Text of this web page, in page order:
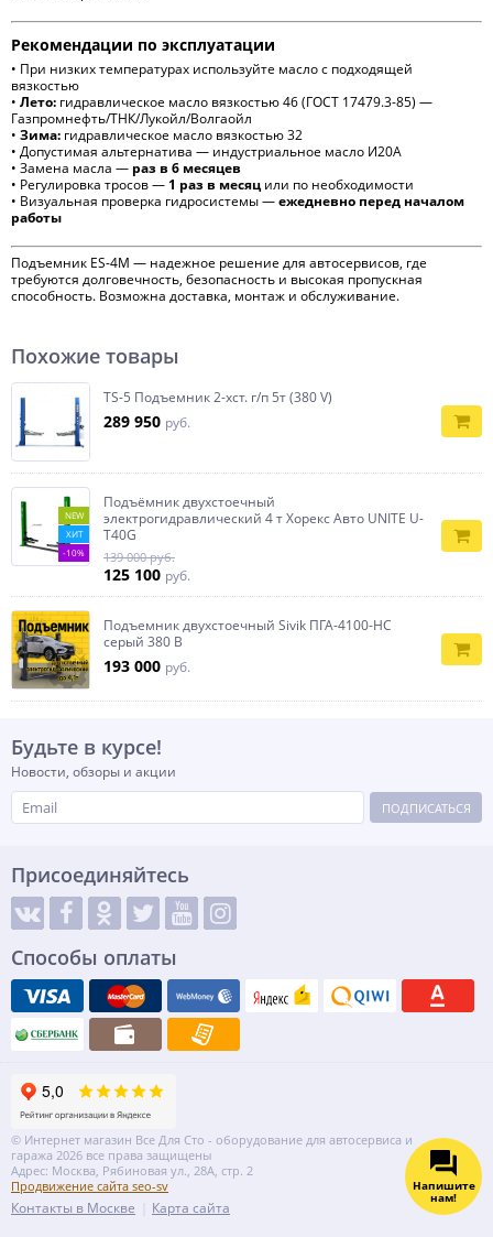
Рекомендации по эксплуатации
• При низких температурах используйте масло с подходящей
вязкостью
• Лето: гидравлическое масло вязкостью 46 (ГОСТ 17479.3-85) —
Газпромнефть/ТНК/Лукойл/Волгаойл
• Зима: гидравлическое масло вязкостью 32
• Допустимая альтернатива — индустриальное масло И20А
• Замена масла — раз в 6 месяцев
• Регулировка тросов — 1 раз в месяцили по необходимости
• Визуальная проверка гидросистемы —ежедневно перед началом
работы
Подъемник ES-4M — надежное решение для автосервисов, где
требуются долговечность, безопасность и высокая пропускная
способность. Возможна доставка, монтаж и обслуживание.
Похожие товары
TS-5 Подъемник 2-хст. г/п 5т (380 V)
289 950 руб.
NEW
ХИТ
-10%
Подъёмник двухстоечный
электрогидравлический 4 т Хорекс Авто UNITE U-
T40G
139 000 руб.
125 100 руб.
Подъемник двухстоечный Sivik ПГА-4100-НС
серый 380 В
193 000 руб.
Будьте в курсе!
Новости, обзоры и акции
ПОДПИСАТЬСЯ
Присоединяйтесь
Способы оплаты
© Интернет магазин Все Для Сто - оборудование для автосервиса и
гаража 2026 все права защищены
Адрес: Москва, Рябиновая ул., 28А, стр. 2
Продвижение сайта seo-sv
Контакты в Москве Карта сайта
Напишите
нам!